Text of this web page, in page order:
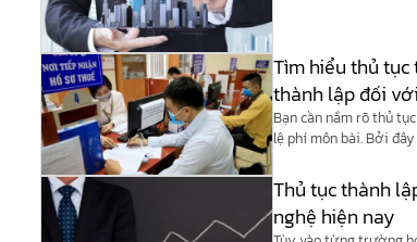
Tìm hiểu thủ
thành lập đối
Bạn cần nắm rõ thủ
lệ phí môn bài. Bởi
Thủ tục thành
nghệ hiện nay